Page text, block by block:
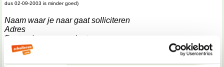
dus 02-09-2003 is minder goed)
Naam waar je naar gaat solliciteren
Adres
Postcode en woonplaats
Betreft: open sollicitatie
(of wat anders natuurlijk, na de dubbele punt na betreft